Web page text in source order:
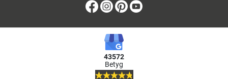
Facebook
Instagram
Pinterest
43572
Betyg